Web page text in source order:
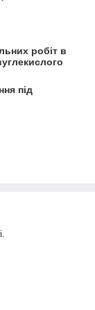
робіт в
під